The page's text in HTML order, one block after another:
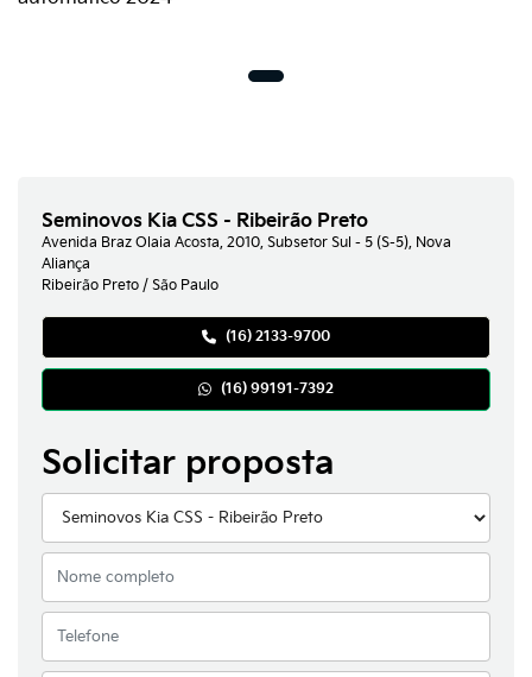
Seminovos Kia CSS - Ribeirão Preto
Avenida Braz Olaia Acosta, 2010, Subsetor Sul - 5 (S-5), Nova
Aliança
Ribeirão Preto / São Paulo
(16) 2133-9700
(16) 99191-7392
Solicitar proposta